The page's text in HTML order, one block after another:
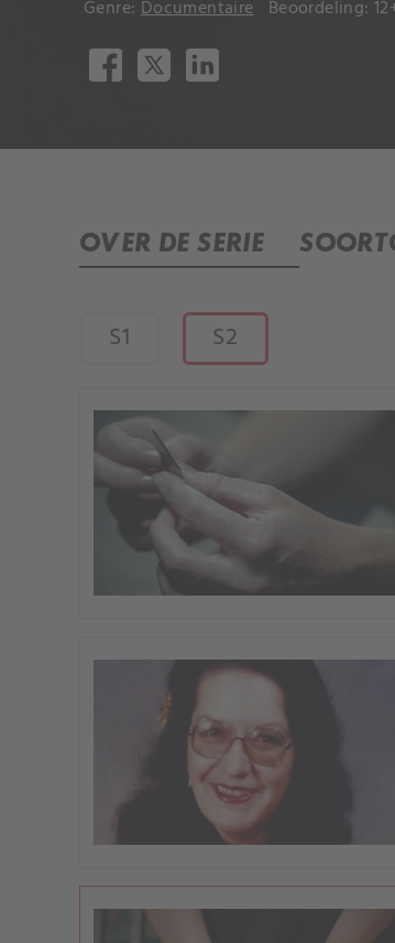
Genre: Documentaire Beoordeling:
OVER DE SERIE
S1 S2